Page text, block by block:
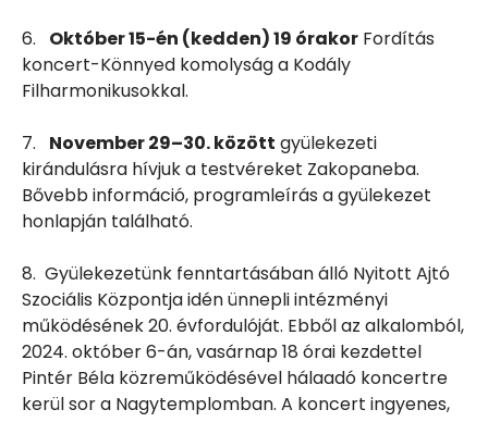
6. Október 15-én (kedden) 19 órakor Fordítás
koncert-Könnyed komolyság a Kodály
Filharmonikusokkal.
7. November 29–30. között gyülekezeti
kirándulásra hívjuk a testvéreket Zakopaneba.
Bővebb információ, programleírás a gyülekezet
honlapján található.
8. Gyülekezetünk fenntartásában álló Nyitott Ajtó
Szociális Központja idén ünnepli intézményi
működésének 20. évfordulóját. Ebből az alkalomból,
2024. október 6-án, vasárnap 18 órai kezdettel
Pintér Béla közreműködésével hálaadó koncertre
kerül sor a Nagytemplomban. A koncert ingyenes,